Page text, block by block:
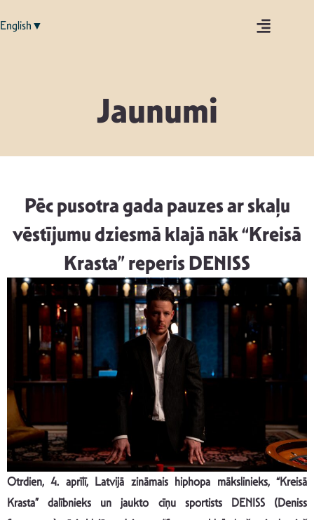
English▼
Jaunumi
Pēc pusotra gada pauzes ar skaļu
vēstījumu dziesmā klajā nāk “Kreisā
Krasta” reperis DENISS
Otrdien, 4. aprīlī, Latvijā zināmais hiphopa mākslinieks, “Kreisā
Krasta” dalībnieks un jaukto cīņu sportists DENISS (Deniss